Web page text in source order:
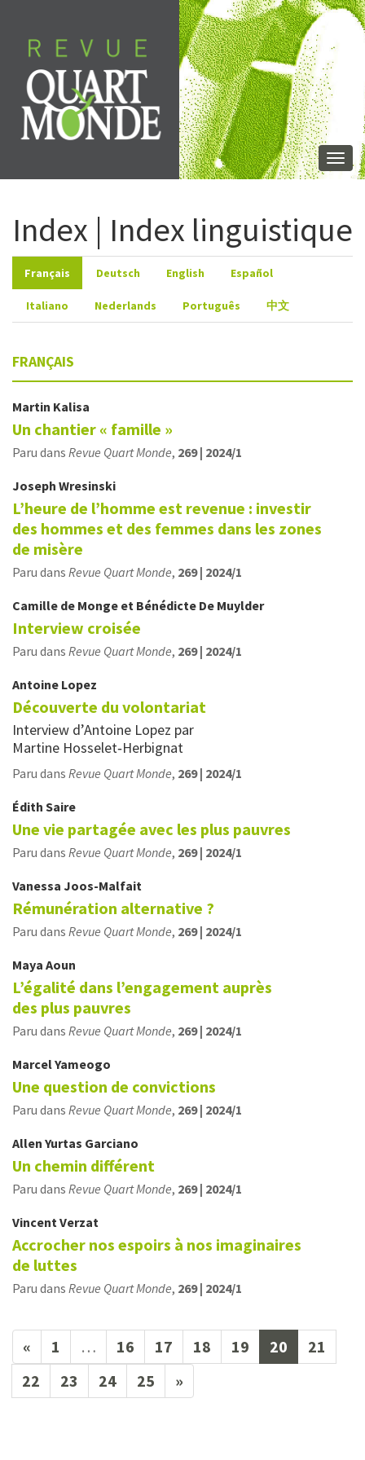
contenu
Index | Index linguistique
Français Deutsch English Español
Italiano Nederlands Português 中文
FRANÇAIS
Martin Kalisa
Un chantier « famille »
Paru dans Revue Quart Monde, 269 | 2024/1
Joseph Wresinski
L’heure de l’homme est revenue : investir
des hommes et des femmes dans les zones
de misère
Paru dans Revue Quart Monde, 269 | 2024/1
Camille de Monge et Bénédicte De Muylder
Interview croisée
Paru dans Revue Quart Monde, 269 | 2024/1
Antoine Lopez
Découverte du volontariat
Interview d’Antoine Lopez par
Martine Hosselet‑Herbignat
Paru dans Revue Quart Monde, 269 | 2024/1
Édith Saire
Une vie partagée avec les plus pauvres
Paru dans Revue Quart Monde, 269 | 2024/1
Vanessa Joos-Malfait
Rémunération alternative ?
Paru dans Revue Quart Monde, 269 | 2024/1
Maya Aoun
L’égalité dans l’engagement auprès
des plus pauvres
Paru dans Revue Quart Monde, 269 | 2024/1
MarcelYameogo
Une question de convictions
Paru dans Revue Quart Monde, 269 | 2024/1
Allen Yurtas Garciano
Un chemin différent
Paru dans Revue Quart Monde, 269 | 2024/1
VincentVerzat
Accrocher nos espoirs à nos imaginaires
de luttes
Paru dans Revue Quart Monde, 269 | 2024/1
« 1 … 16 17 18 19 20 (current)
21
22
23 24 25 »